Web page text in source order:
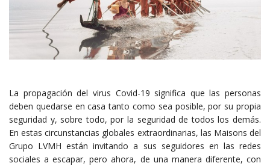
La propagación del virus Covid-19 significa que las personas
deben quedarse en casa tanto como sea posible, por su propia
seguridad y, sobre todo, por la seguridad de todos los demás.
En estas circunstancias globales extraordinarias, las Maisons del
Grupo LVMH están invitando a sus seguidores en las redes
sociales a escapar, pero ahora, de una manera diferente, con